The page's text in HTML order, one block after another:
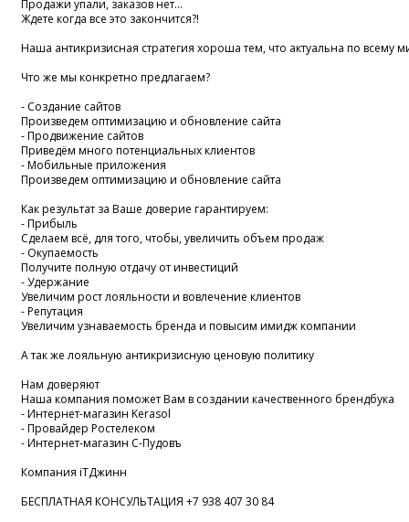
Продажи упали, заказов нет...
Ждете когда все это закончится?!
Наша антикризисная стратегия хороша тем, что актуальна по
Что же мы конкретно предлагаем?
- Создание сайтов
Произведем оптимизацию и обновление сайта
- Продвижение сайтов
Приведём много потенциальных клиентов
- Мобильные приложения
Произведем оптимизацию и обновление сайта
Как результат за Ваше доверие гарантируем:
- Прибыль
Сделаем всё, для того, чтобы, увеличить объем продаж
- Окупаемость
Получите полную отдачу от инвестиций
- Удержание
Увеличим рост лояльности и вовлечение клиентов
- Репутация
Увеличим узнаваемость бренда и повысим имидж компании
А так же лояльную антикризисную ценовую политику
Нам доверяют
Наша компания поможет Вам в создании качественного брендбука
- Интернет-магазин Kerasol
- Провайдер Ростелеком
- Интернет-магазин С-Пудовъ
Компания iTДжинн
БЕСПЛАТНАЯ КОНСУЛЬТАЦИЯ +7 938 407 30 84